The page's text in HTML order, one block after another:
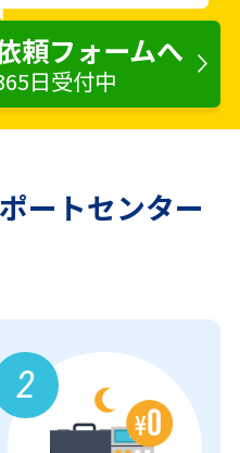
頼フォームへ
日受付中
ートセンター
2